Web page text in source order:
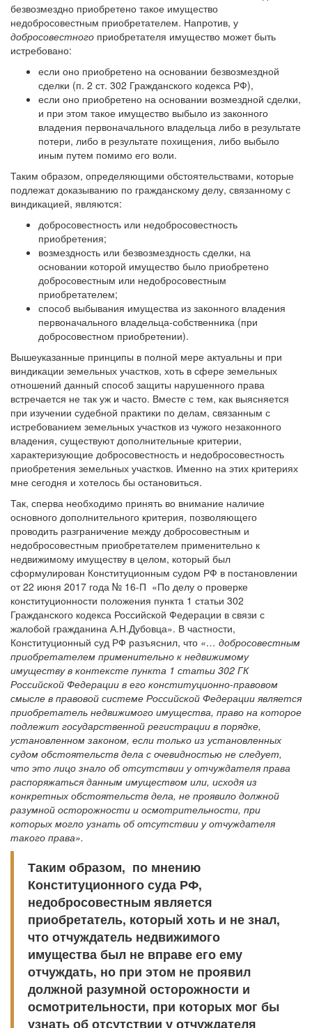
безвозмездно приобретено такое имущество
недобросовестным приобретателем. Напротив, у
добросовестного приобретателя имущество может быть
истребовано:
если оно приобретено на основании безвозмездной
сделки (п. 2 ст. 302 Гражданского кодекса РФ),
если оно приобретено на основании возмездной сделки,
и при этом такое имущество выбыло из законного
владения первоначального владельца либо в результате
потери, либо в результате похищения, либо выбыло
иным путем помимо его воли.
Таким образом, определяющими обстоятельствами, которые
подлежат доказыванию по гражданскому делу, связанному с
виндикацией, являются:
добросовестность или недобросовестность
приобретения;
возмездность или безвозмездность сделки, на
основании которой имущество было приобретено
добросовестным или недобросовестным
приобретателем;
способ выбывания имущества из законного владения
первоначального владельца-собственника (при
добросовестном приобретении).
Вышеуказанные принципы в полной мере актуальны и при
виндикации земельных участков, хоть в сфере земельных
отношений данный способ защиты нарушенного права
встречается не так уж и часто. Вместе с тем, как выясняется
при изучении судебной практики по делам, связанным с
истребованием земельных участков из чужого незаконного
владения, существуют дополнительные критерии,
характеризующие добросовестность и недобросовестность
приобретения земельных участков. Именно на этих критериях
мне сегодня и хотелось бы остановиться.
Так, сперва необходимо принять во внимание наличие
основного дополнительного критерия, позволяющего
проводить разграничение между добросовестным и
недобросовестным приобретателем применительно к
недвижимому имуществу в целом, который был
сформулирован Конституционным судом РФ в постановлении
от 22 июня 2017 года № 16-П «По делу о проверке
конституционности положения пункта 1 статьи 302
Гражданского кодекса Российской Федерации в связи с
жалобой гражданина А.Н.Дубовца». В частности,
Конституционный суд РФ разъяснил, что «… добросовестным
приобретателем применительно к недвижимому
имуществу в контексте пункта 1 статьи 302 ГК
Российской Федерации в его конституционно-правовом
смысле в правовой системе Российской Федерации является
приобретатель недвижимого имущества, право на которое
подлежит государственной регистрации в порядке,
установленном законом, если только из установленных
судом обстоятельств дела с очевидностью не следует,
что это лицо знало об отсутствии у отчуждателя права
распоряжаться данным имуществом или, исходя из
конкретных обстоятельств дела, не проявило должной
разумной осторожности и осмотрительности, при
которых могло узнать об отсутствии у отчуждателя
такого права».
Таким образом, по мнению
Конституционного суда РФ,
недобросовестным является
приобретатель, который хоть и не знал,
что отчуждатель недвижимого
имущества был не вправе его ему
отчуждать, но при этом не проявил
должной разумной осторожности и
осмотрительности, при которых мог бы
узнать об отсутствии у отчуждателя